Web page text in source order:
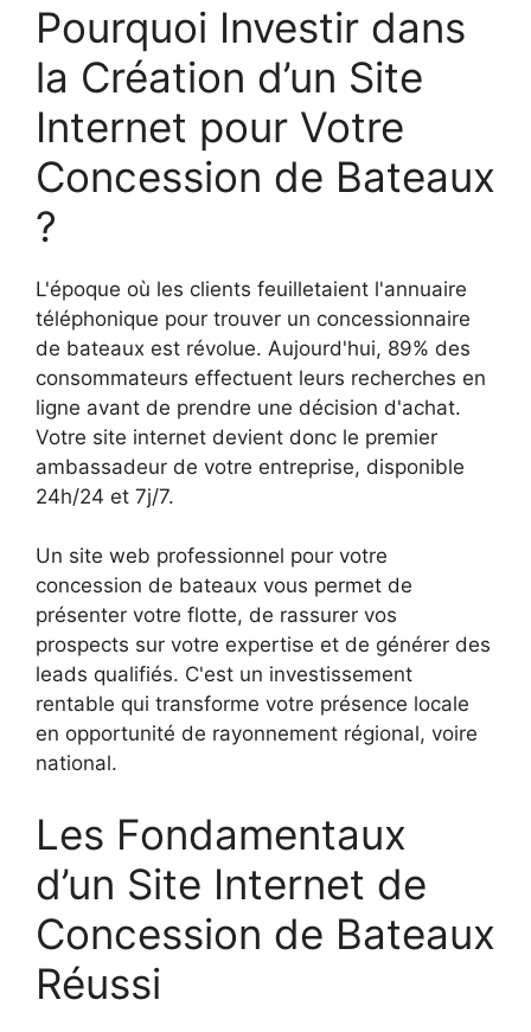
Pourquoi Investir dans
la Création d’un Site
Internet pour Votre
Concession de Bateaux
?
L'époque où les clients feuilletaient l'annuaire
téléphonique pour trouver un concessionnaire
de bateaux est révolue. Aujourd'hui, 89% des
consommateurs effectuent leurs recherches en
ligne avant de prendre une décision d'achat.
Votre site internet devient donc le premier
ambassadeur de votre entreprise, disponible
24h/24 et 7j/7.
Un site web professionnel pour votre
concession de bateaux vous permet de
présenter votre flotte, de rassurer vos
prospects sur votre expertise et de générer des
leads qualifiés. C'est un investissement
rentable qui transforme votre présence locale
en opportunité de rayonnement régional, voire
national.
Les Fondamentaux
d’un Site Internet de
Concession de Bateaux
Réussi